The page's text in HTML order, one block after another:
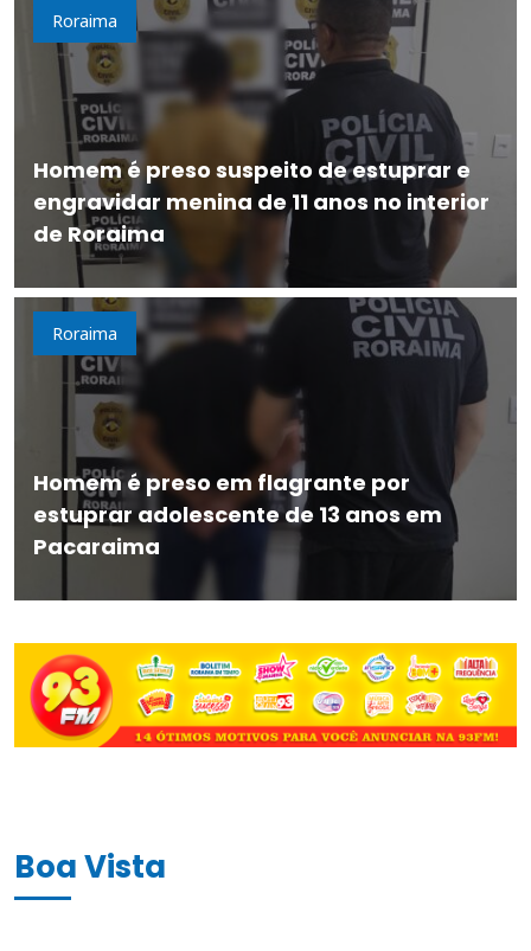
Roraima
Homem é preso suspeito de estuprar e
engravidar menina de 11 anos no interior
de Roraima
Roraima
Homem é preso em flagrante por
estuprar adolescente de 13 anos em
Pacaraima
Boa Vista